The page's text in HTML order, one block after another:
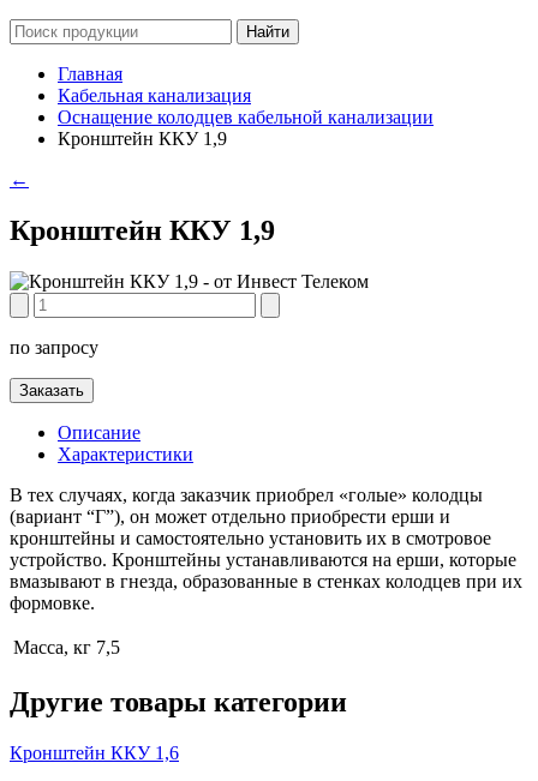
Главная
Кабельная канализация
Оснащение колодцев кабельной канализации
Кронштейн ККУ 1,9
←
Кронштейн ККУ 1,9
по запросу
Заказать
Описание
Характеристики
В тех случаях, когда заказчик приобрел «голые» колодцы
(вариант “Г”), он может отдельно приобрести ерши и
кронштейны и самостоятельно установить их в смотровое
устройство. Кронштейны устанавливаются на ерши, которые
вмазывают в гнезда, образованные в стенках колодцев при их
формовке.
Масса, кг 7,5
Другие товары категории
Кронштейн ККУ 1,6